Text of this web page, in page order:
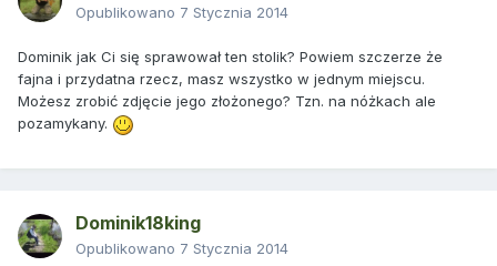
Opublikowano 7 Stycznia 2014
Dominik jak Ci się sprawował ten stolik? Powiem szczerze że
fajna i przydatna rzecz, masz wszystko w jednym miejscu.
Możesz zrobić zdjęcie jego złożonego? Tzn. na nóżkach ale
pozamykany.
Dominik18king
Opublikowano 7 Stycznia 2014